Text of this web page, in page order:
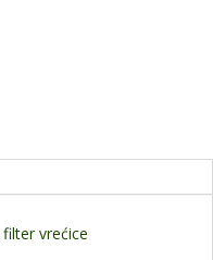
vrećice